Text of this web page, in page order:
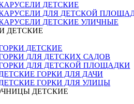
ДЕТСКИЕ
ДЛЯ ДЕТСКОЙ
ДЕТСКИЕ УЛИЧНЫЕ
ДЕТСКИЕ
ДЕТСКИЕ
ДЛЯ ДЕТСКИХ САДОВ
ДЛЯ ДЕТСКОЙ ПЛОЩАДКИ
ГОРКИ ДЛЯ ДАЧИ
ГОРКИ ДЛЯ УЛИЦЫ
ДЕТСКИЕ